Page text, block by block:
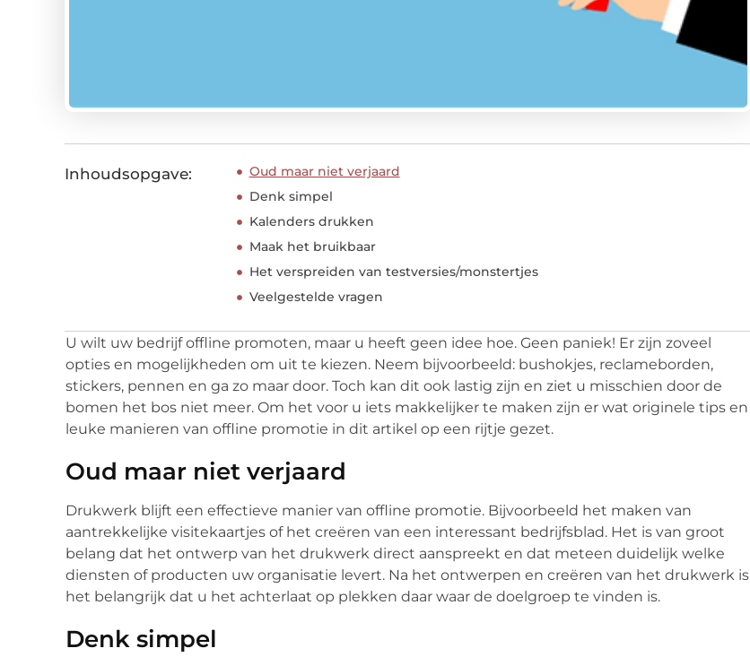
Inhoudsopgave:
Oud maar niet verjaard
Denk simpel
Kalenders drukken
Maak het bruikbaar
Het verspreiden van testversies/monstertjes
Veelgestelde vragen
U wilt uw bedrijf offline promoten, maar u heeft geen idee hoe. Geen paniek! Er zijn zoveel
opties en mogelijkheden om uit te kiezen. Neem bijvoorbeeld: bushokjes, reclameborden,
stickers, pennen en ga zo maar door. Toch kan dit ook lastig zijn en ziet u misschien door de
bomen het bos niet meer. Om het voor u iets makkelijker te maken zijn er wat originele tips en
leuke manieren van offline promotie in dit artikel op een rijtje gezet.
Oud maar niet verjaard
Drukwerk blijft een effectieve manier van offline promotie. Bijvoorbeeld het maken van
aantrekkelijke visitekaartjes of het creëren van een interessant bedrijfsblad. Het is van groot
belang dat het ontwerp van het drukwerk direct aanspreekt en dat meteen duidelijk welke
diensten of producten uw organisatie levert. Na het ontwerpen en creëren van het drukwerk is
het belangrijk dat u het achterlaat op plekken daar waar de doelgroep te vinden is.
Denk simpel